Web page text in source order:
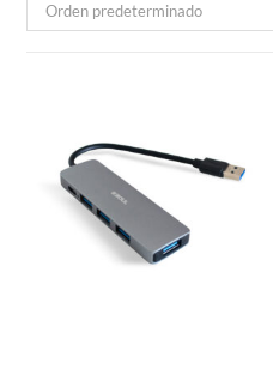
Orden predeterminado